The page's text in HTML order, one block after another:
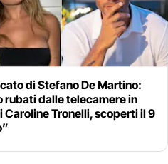
di Stefano De Martino:
rubati dalle telecamere in
Caroline Tronelli, scoperti il 9